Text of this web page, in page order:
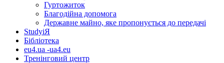
Гуртожиток
Благодійна допомога
Державне майно, яке пропонується до передачі
StudyіЯ
Бібліотека
eu4.ua -ua4.eu
Тренінговий центр